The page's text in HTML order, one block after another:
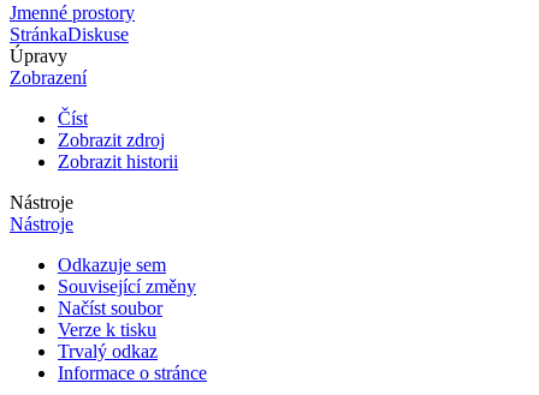
Jmenné prostory
StránkaDiskuse
Úpravy
Zobrazení
Číst
Zobrazit zdroj
Zobrazit historii
Nástroje
Nástroje
Odkazuje sem
Související změny
Načíst soubor
Verze k tisku
Trvalý odkaz
Informace o stránce